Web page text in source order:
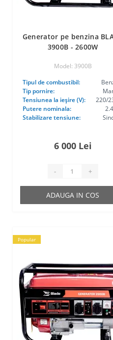
Generator pe benzina
3900B - 2600W
Model: 3900B
Tipul de combustibil:
Tip pornire:
Tensiunea la ieşire (V):
220/
Putere nominala:
Stabilizare tensiune:
6 000 Lei
- +
ADAUGA IN COS
Popular